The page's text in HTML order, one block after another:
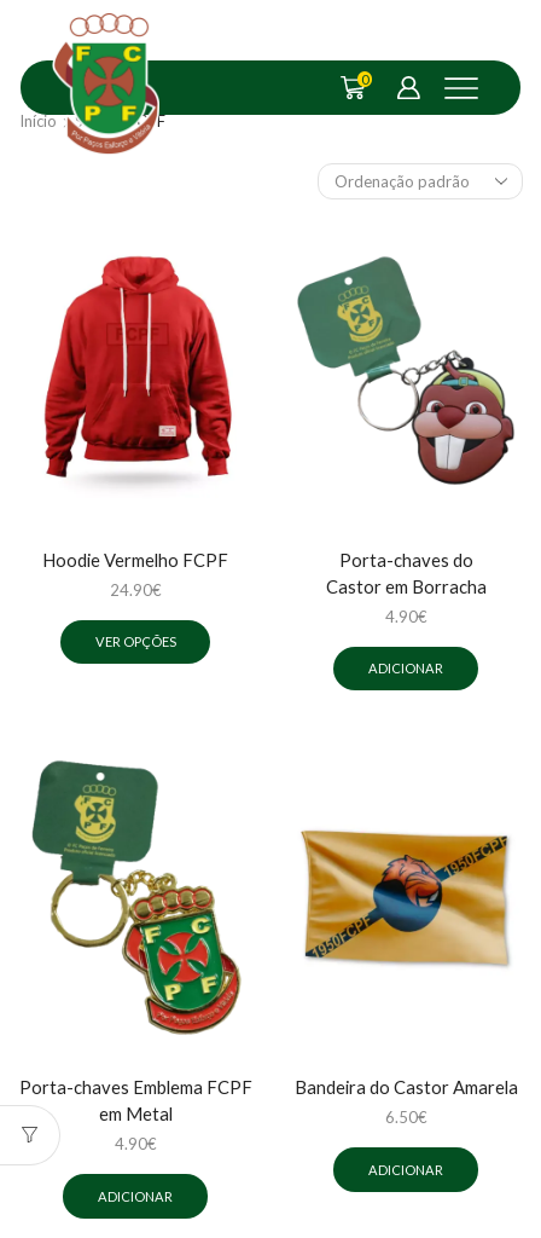
0
Início Shop FCPF
Hoodie Vermelho FCPF
24.90€
VER OPÇÕES
Porta-chaves do
Castor em Borracha
4.90€
ADICIONAR
Porta-chaves Emblema FCPF
em Metal
4.90€
ADICIONAR
Bandeira do Castor Amarela
6.50€
ADICIONAR